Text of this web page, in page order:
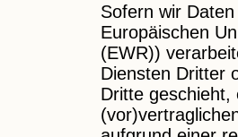
Sofern wir
Europäischen
(EWR))
Diensten Dritter
Dritte geschieht,